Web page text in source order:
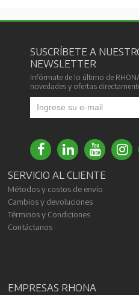
SUSCRÍBETE A
NEWSLETTER
Infórmate de lo último de
novedades y ofertas
SERVICIO AL CLIENTE
Métodos y costos de envío
Cambios y devoluciones
Términos y Condiciones
Contáctanos
EMPRESAS RHONA